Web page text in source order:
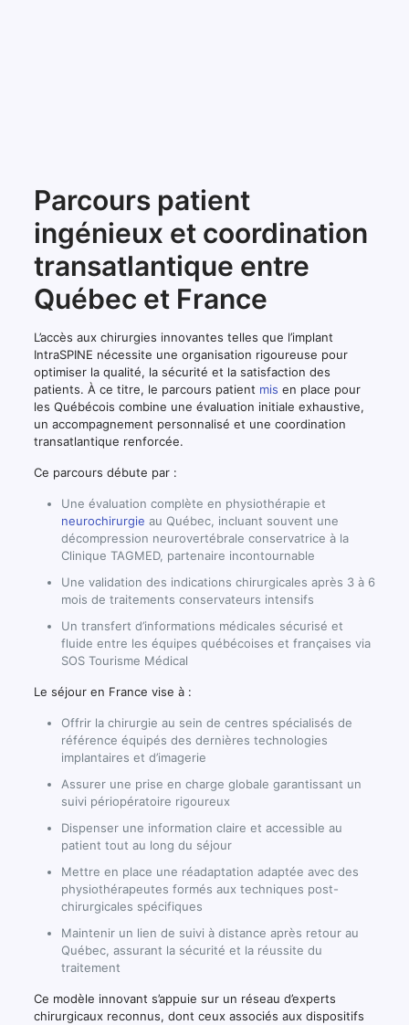
Parcours patient
ingénieux et coordination
transatlantique entre
Québec et France
L’accès aux chirurgies innovantes telles que l’implant
IntraSPINE nécessite une organisation rigoureuse pour
optimiser la qualité, la sécurité et la satisfaction des
patients. À ce titre, le parcours patient mis en place pour
les Québécois combine une évaluation initiale exhaustive,
un accompagnement personnalisé et une coordination
transatlantique renforcée.
Ce parcours débute par :
Une évaluation complète en physiothérapie et
neurochirurgie au Québec, incluant souvent une
décompression neurovertébrale conservatrice à la
Clinique TAGMED, partenaire incontournable
Une validation des indications chirurgicales après 3 à 6
mois de traitements conservateurs intensifs
Un transfert d’informations médicales sécurisé et
fluide entre les équipes québécoises et françaises via
SOS Tourisme Médical
Le séjour en France vise à :
Offrir la chirurgie au sein de centres spécialisés de
référence équipés des dernières technologies
implantaires et d’imagerie
Assurer une prise en charge globale garantissant un
suivi périopératoire rigoureux
Dispenser une information claire et accessible au
patient tout au long du séjour
Mettre en place une réadaptation adaptée avec des
physiothérapeutes formés aux techniques post-
chirurgicales spécifiques
Maintenir un lien de suivi à distance après retour au
Québec, assurant la sécurité et la réussite du
traitement
Ce modèle innovant s’appuie sur un réseau d’experts
chirurgicaux reconnus, dont ceux associés aux dispositifs